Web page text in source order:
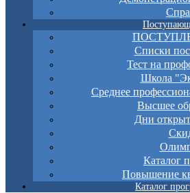
Списки
Тест на
Школа
Среднее
Высшее
Дни
Каталог
Повышение
Каталог